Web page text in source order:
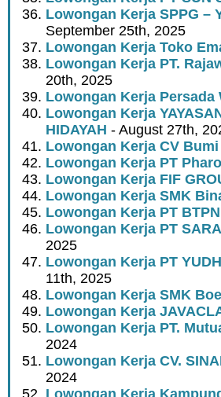
Lowongan Kerja SPPG –
September 25th, 2025
Lowongan Kerja Toko
Lowongan Kerja PT.
20th, 2025
Lowongan Kerja Persada
Lowongan Kerja
HIDAYAH - August 27th,
Lowongan Kerja CV
Lowongan Kerja PT
Lowongan Kerja FIF
Lowongan Kerja SMK
Lowongan Kerja PT
Lowongan Kerja PT
2025
Lowongan Kerja PT
11th, 2025
Lowongan Kerja SMK
Lowongan Kerja
Lowongan Kerja PT.
2024
Lowongan Kerja CV.
2024
Lowongan Kerja